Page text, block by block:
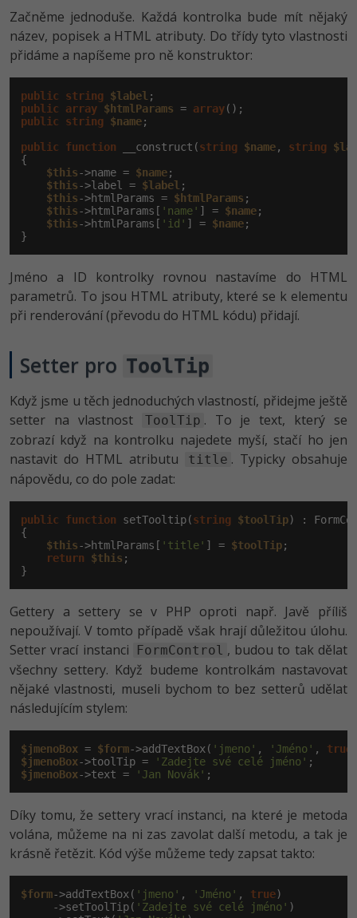
Digitální gramotnost
Marketing -30%
WordPress
SEO -30%
UX
Business
-25%
Copywriting -30%
Google Dokumenty
Time management
Windows
Linux
Sítě
Kybernetická bezpečnost
Fórum
Photoshop -80%
Adobe Illustrator
Adobe Lightroom -30%
Adobe XD -15%
Adobe InDesign -25%
Adobe After Effects
-80%
Inkscape
Video
Ostatní
Fórum
Příběhy absolventů
Blog
Pro firmy
Začněme jednoduše. Každá kontrolka bude mít nějaký
název, popisek a HTML atributy. Do třídy tyto vlastnosti
přidáme a napíšeme pro ně konstruktor:
public string $label
public
array $htmlParams = array
public
string $name;
public
function __construct(string $name, string
{
$this->name = $name;
$this->label = $label ;
$this->htmlParams = $htmlParams ;
$this->htmlParams[ 'name' ] = $name;
$this->htmlParams[ 'id' ] = $name;
}
Jméno a ID kontrolky rovnou nastavíme do HTML
parametrů. To jsou HTML atributy, které se k elementu
při renderování (převodu do HTML kódu) přidají.
Setter pro ToolTip
Když jsme u těch jednoduchých vlastností, přidejme ještě
setter na vlastnost
ToolTip . To je text, který se
zobrazí když na kontrolku najedete myší, stačí ho jen
nastavit do HTML atributu
title . Typicky obsahuje
nápovědu, co do pole zadat:
public function setTooltip(string $toolTip) :
{
$this->htmlParams[ 'title' ] = $toolTip;
return
$this ;
}
Gettery a settery se v PHP oproti např. Javě příliš
nepoužívají. V tomto případě však hrají důležitou úlohu.
Setter vrací instanci
FormControl , budou to tak dělat
všechny settery. Když budeme kontrolkám nastavovat
nějaké vlastnosti, museli bychom to bez setterů udělat
následujícím stylem:
$jmenoBox = $form->addTextBox( 'jmeno' , 'Jméno' , true
$jmenoBox->toolTip = 'Zadejte své celé jméno'
$jmenoBox->text = 'Jan Novák' ;
Díky tomu, že settery vrací instanci, na které je metoda
volána, můžeme na ni zas zavolat další metodu, a tak je
krásně řetězit. Kód výše můžeme tedy zapsat takto:
$form->addTextBox( 'jmeno' , 'Jméno' , true)
     ->setToolTip(
'Zadejte své celé jméno' )